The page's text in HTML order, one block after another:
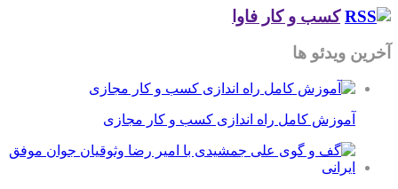
کسب و کار فاوا
آخرین ویدئو ها
آموزش کامل راه اندازی کسب و کار مجازی